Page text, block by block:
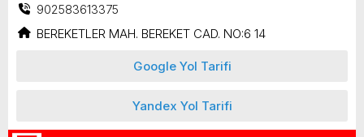
902583613375
BEREKETLER MAH. BEREKET CAD. NO:6 14
Google Yol Tarifi
Yandex Yol Tarifi